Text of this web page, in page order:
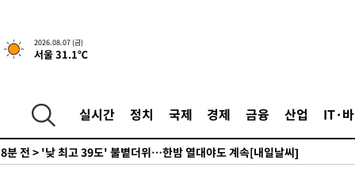
2026.08.07 (금)
서울 31.1℃
실시간 정치 국제 경제 금융 산업 IT·
-2512초 전 >[속보]합참 "北 발사체는 단거리탄도미사일…감시·경계태세
-2260초 전 >日방위성, 北이 동해로 쏜 발사체는 탄도미사일 가능성
-96초 전 >[속보]합참 "북, 동해상으로 미상 발사체 발사"
'낮 최고 39도' 불볕더위…한밤 열대야도 계속[내일날씨]
9분 전 > [속보]7~9일 프로야구 3연전도 폭염 취소…11일 재개